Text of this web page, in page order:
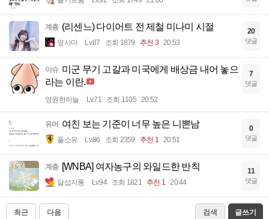
계층 (리센느) 다이어트 전 제철 미나미 시절
옆사마 Lv.87 조회 1879 추천 3 20:53
20
댓글
이슈 미군 무기 고갈과 미국에게 배상금 내어 놓으
라는 이란.
영원한하늘 Lv.71 조회 1105 20:52
7
댓글
유머 여친 보는 기준이 너무 높은 니뽄남
풀소유 Lv.86 조회 2359 추천 1 20:51
0
댓글
계층 [WNBA] 여자농구의 와일드한 반칙
달섭지롱 Lv.94 조회 1821 추천 1 20:44
11
댓글
최근 다음 검색 글쓰기